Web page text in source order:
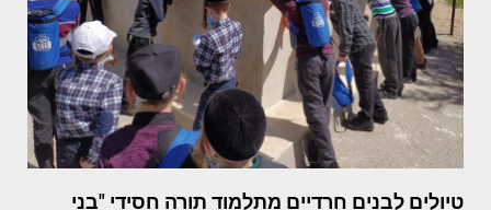
טיולים לבנים חרדיים מתלמוד תורה חסידי "בני